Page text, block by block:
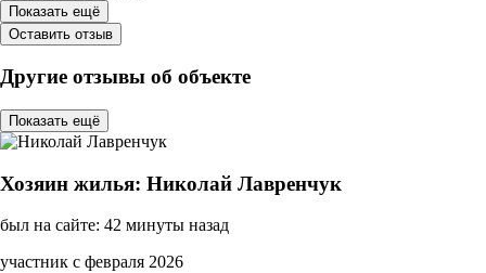
Показать ещё
Оставить отзыв
Другие отзывы об объекте
Показать ещё
Хозяин жилья: Николай Лавренчук
был на сайте: 42 минуты назад
участник с февраля 2026